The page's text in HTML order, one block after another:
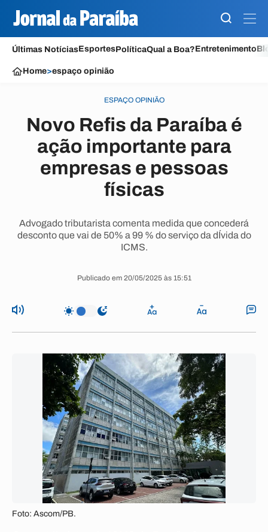
Últimas NotíciasEsportesPolíticaQual a Boa?Entretenimento
Home>espaço opinião
ESPAÇO OPINIÃO
Novo Refis da Paraíba é
ação importante para
empresas e pessoas
físicas
Advogado tributarista comenta medida que concederá
desconto que vai de 50% a 99 % do serviço da dÍvida do
ICMS.
Publicado em 20/05/2025 às 15:51
Foto: Ascom/PB.